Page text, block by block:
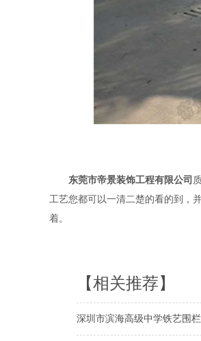
东莞市帝景装饰工程有限公司
工艺您都可以一清二楚的看的到，
着。
【相关推荐】
深圳市滨海高级中学铁艺围